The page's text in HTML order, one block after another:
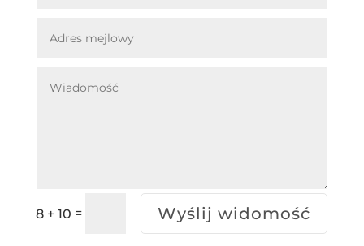
8 + 10 = Wyślij widomość